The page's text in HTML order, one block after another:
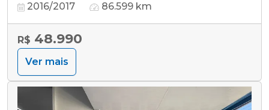
2016/2017 86.599 km
R$ 48.990
Ver mais